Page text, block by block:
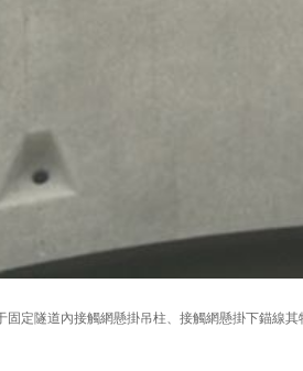
固定隧道內接觸網懸掛吊柱、接觸網懸掛下錨線